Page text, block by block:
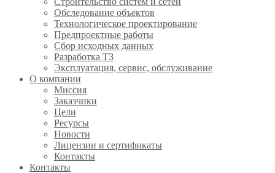
Обследование объектов
Технологическое проектирование
Предпроектные работы
Сбор исходных данных
Разработка ТЗ
Эксплуатация, сервис, обслуживание
О компании
Миссия
Заказчики
Цели
Ресурсы
Новости
Лицензии и сертификаты
Контакты
Контакты